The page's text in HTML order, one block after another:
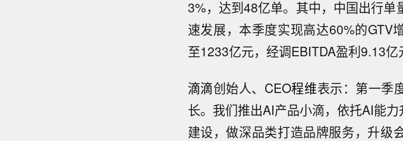
3%，达到48亿单。其中，中国出行
速发展，本季度实现高达60%的GTV
至1233亿元，经调EBITDA盈利9.13亿
滴滴创始人、CEO程维表示：第一季
长。我们推出AI产品小滴，依托AI能
建设，做深品类打造品牌服务，升级